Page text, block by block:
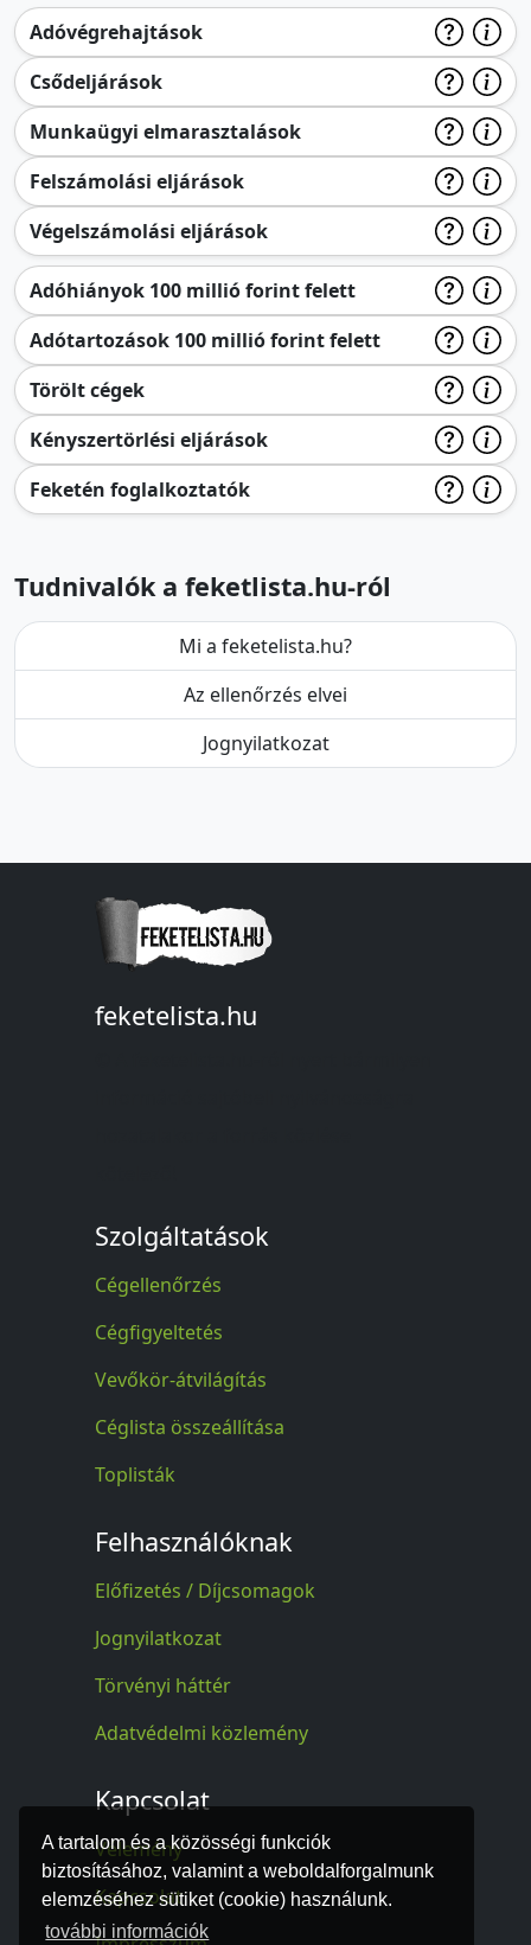
A tartalom és a közösségi funkciók
biztosításához, valamint a weboldalforgalmunk
elemzéséhez sütiket (cookie) használunk.
további információk
Adóvégrehajtások
Csődeljárások
Munkaügyi elmarasztalások
Felszámolási eljárások
Végelszámolási eljárások
Adóhiányok 100 millió forint felett
Adótartozások 100 millió forint felett
Törölt cégek
Kényszertörlési eljárások
Feketén foglalkoztatók
Tudnivalók a feketlista.hu-ról
Mi a feketelista.hu?
Az ellenőrzés elvei
Jognyilatkozat
feketelista.hu
Szolgáltatások
Cégellenőrzés
Cégfigyeltetés
Vevőkör-átvilágítás
Céglista összeállítása
Toplisták
Felhasználóknak
Előfizetés / Díjcsomagok
Jognyilatkozat
Törvényi háttér
Adatvédelmi közlemény
Kapcsolat
Vélemény
Kapcsolat